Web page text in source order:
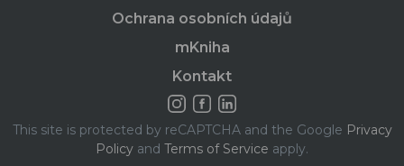
Ochrana osobních údajů
mKniha
Kontakt
This site is protected by reCAPTCHA and the Google Privacy
Policy and Terms of Service apply.